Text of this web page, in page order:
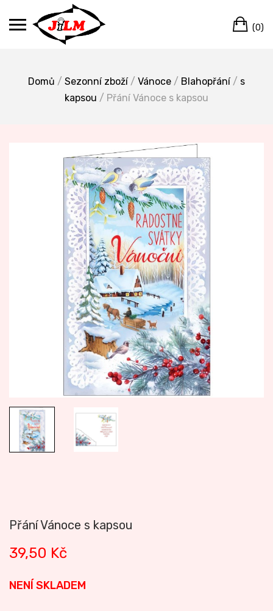
(0)
Domů / Sezonní zboží/ Vánoce / Blahopřání/ s
kapsou / Přání Vánoce s kapsou
Přání Vánoce s kapsou
39,50 Kč
NENÍ SKLADEM